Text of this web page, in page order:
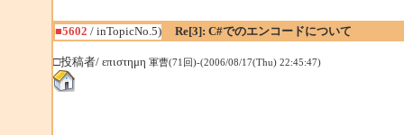
■5602 / inTopicNo.5) Re[3]: C#でのエンコードについて
□投稿者/ επιστημη 軍曹(71回)-(2006/08/17(Thu) 22:45:47)